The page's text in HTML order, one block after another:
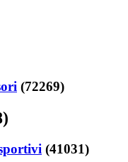
(72269)
(41031)